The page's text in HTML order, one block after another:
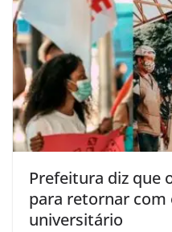
Prefeitura diz que
para retornar com
universitário